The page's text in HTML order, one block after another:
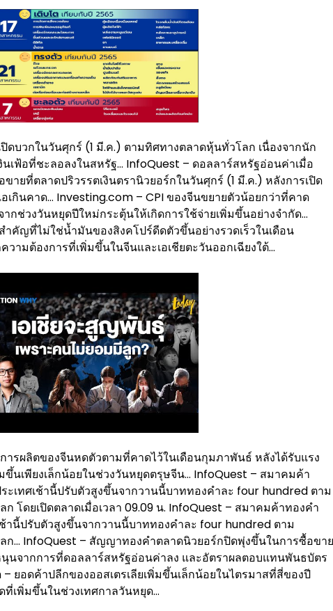
บวกในวันศุกร์ (1 มี.ค.) ตามทิศทางตลาดหุ้นทั่วโลก เนื่องจากนัก
นเฟ้อที่ชะลอลงในสหรัฐ… InfoQuest – ดอลลาร์สหรัฐอ่อนค่าเมื่อ
ายที่ตลาดปริวรรตเงินตรานิวยอร์กในวันศุกร์ (1 มี.ค.) หลังการเปิด
เกินคาด… Investing.com – CPI ของจีนขยายตัวน้อยกว่าที่คาด
กช่วงวันหยุดปีใหม่กระตุ้นให้เกิดการใช้จ่ายเพิ่มขึ้นอย่างจำกัด…
คัญที่ไม่ใช่น้ำมันของสิงคโปร์ดีดตัวขึ้นอย่างรวดเร็วในเดือน
ามต้องการที่เพิ่มขึ้นในจีนและเอเชียตะวันออกเฉียงใต้…
รผลิตของจีนหดตัวตามที่คาดไว้ในเดือนกุมภาพันธ์ หลังได้รับแรง
นเพียงเล็กน้อยในช่วงวันหยุดตรุษจีน… InfoQuest – สมาคมค้า
ระเทศเช้านี้ปรับตัวสูงขึ้นจากวานนี้บาททองคำละ four hundred ตาม
โดยเปิดตลาดเมื่อเวลา 09.09 น. InfoQuest – สมาคมค้าทองคำ
ช้านี้ปรับตัวสูงขึ้นจากวานนี้บาททองคำละ four hundred ตาม
ก… InfoQuest – สัญญาทองคำตลาดนิวยอร์กปิดพุ่งขึ้นในการซื้อขาย
นุนจากการที่ดอลลาร์สหรัฐอ่อนค่าลง และอัตราผลตอบแทนพันธบัตร
ยอดค้าปลีกของออสเตรเลียเพิ่มขึ้นเล็กน้อยในไตรมาสที่สี่ของปี
เพิ่มขึ้นในช่วงเทศกาลวันหยุด…